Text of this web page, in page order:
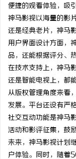
便捷的观看体验，吸
神马影视以海量的影
还是经典老片，神马
用户界面设计方面，
品，还能根据评分、
在技术支持上，神马
还是智能电视上，都
从版权管理角度来看
发展。平台还设有严
社交互动功能是神马
活动和影评征集，鼓
未来，神马影视计划
户体验。同时，随着